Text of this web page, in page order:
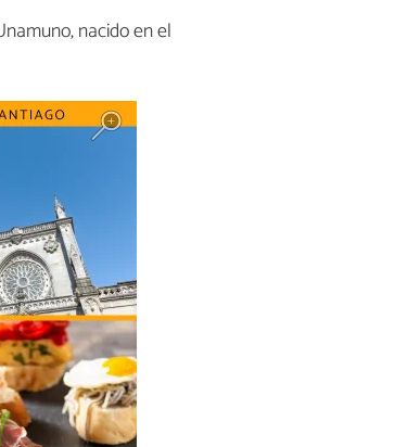
nacido en el